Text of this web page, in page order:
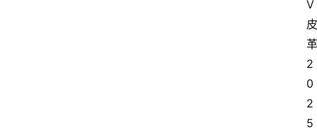
V
皮
革
2
0
2
5